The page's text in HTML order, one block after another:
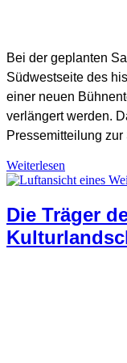
Baukultur,Allgemein,
Bei der geplanten
Südwestseite des
einer neuen
verlängert werden.
Pressemitteilung
Weiterlesen
Die Träger